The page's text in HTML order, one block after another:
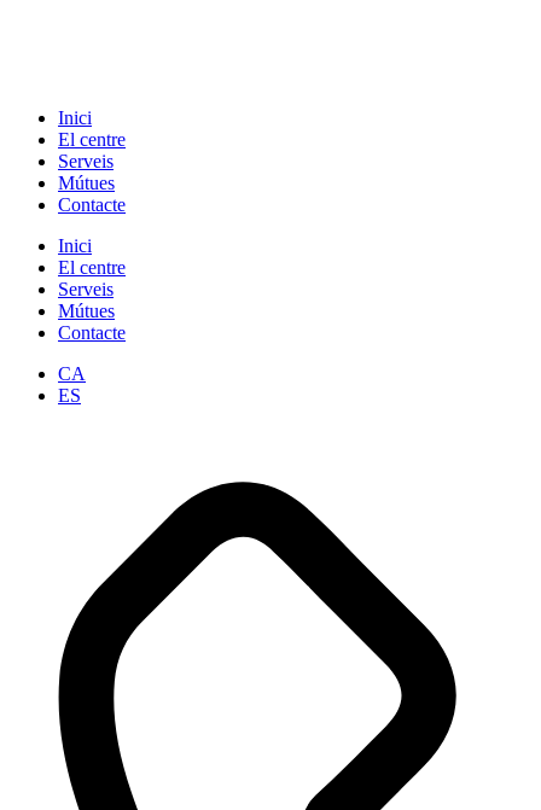
Inici
El centre
Serveis
Mútues
Contacte
Inici
El centre
Serveis
Mútues
Contacte
CA
ES